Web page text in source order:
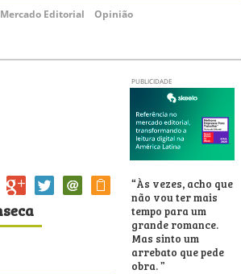
Mercado Editorial Opinião
PUBLICIDADE
“Às vezes, acho que
não vou ter mais
tempo para um
grande romance.
Mas sinto um
arrebato que pede
obra.”